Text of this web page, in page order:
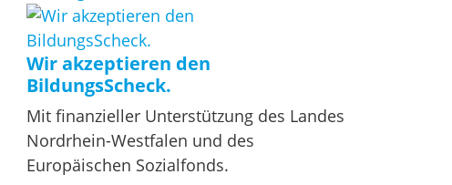
Wir akzeptieren den
BildungsScheck.
Mit finanzieller Unterstützung des Landes
Nordrhein-Westfalen und des
Europäischen Sozialfonds.